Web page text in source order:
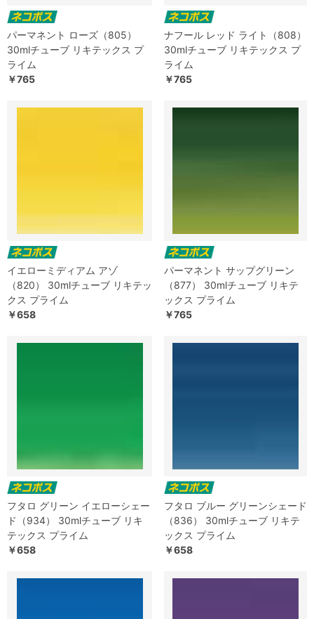
パーマネント ローズ（805）
30mlチューブ リキテックス プ
ライム
￥765
ナフール レッド ライト（808）
30mlチューブ リキテックス プ
ライム
￥765
イエローミディアム アゾ
（820） 30mlチューブ リキテッ
クス プライム
￥658
パーマネント サップグリーン
（877） 30mlチューブ リキテ
ックス プライム
￥765
フタロ グリーン イエローシェー
ド（934） 30mlチューブ リキ
テックス プライム
￥658
フタロ ブルー グリーンシェード
（836） 30mlチューブ リキテ
ックス プライム
￥658